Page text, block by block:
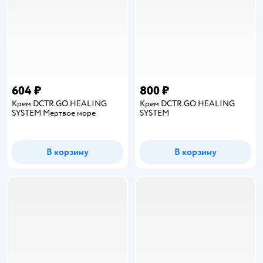
604 ₽
Крем DCTR.GO HEALING
SYSTEM Мертвое море
В корзину
800 ₽
Крем DCTR.GO HEALING
SYSTEM
В корзину